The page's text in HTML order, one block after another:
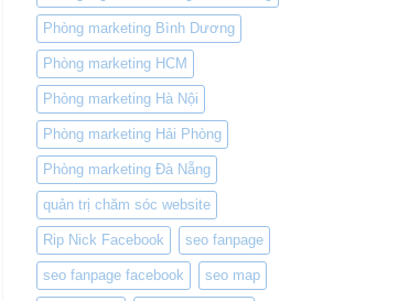
Phòng marketing Bình Dương
Phòng marketing HCM
Phòng marketing Hà Nội
Phòng marketing Hải Phòng
Phòng marketing Đà Nẵng
quản trị chăm sóc website
Rip Nick Facebook seo fanpage
seo fanpage facebook seo map